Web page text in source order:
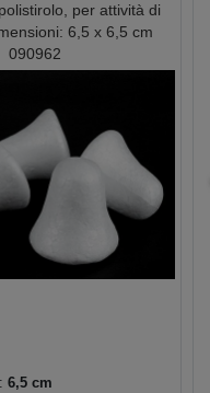
per attività di
6,5 x 6,5 cm
090962
6,5 cm